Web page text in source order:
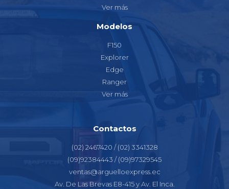
Ver más
Modelos
F150
Explorer
Edge
Ranger
Ver más
Contactos
(02) 2467420 / (02) 3341328
(09)92384443 / (09)97329545
ventas@arguelloexpress.ec
Av. De Las Brevas E8-415 y Av. El Inca.